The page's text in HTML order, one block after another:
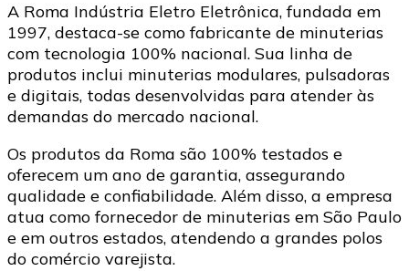
A Roma Indústria Eletro Eletrônica, fundada em
1997, destaca-se como fabricante de minuterias
com tecnologia 100% nacional. Sua linha de
produtos inclui minuterias modulares, pulsadoras
e digitais, todas desenvolvidas para atender às
demandas do mercado nacional.​
Os produtos da Roma são 100% testados e
oferecem um ano de garantia, assegurando
qualidade e confiabilidade. Além disso, a empresa
atua como fornecedor de minuterias em São Paulo
e em outros estados, atendendo a grandes polos
do comércio varejista.​